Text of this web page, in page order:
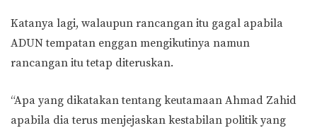
Katanya lagi, walaupun rancangan itu gagal apabila
ADUN tempatan enggan mengikutinya namun
rancangan itu tetap diteruskan.
“Apa yang dikatakan tentang keutamaan Ahmad Zahid
apabila dia terus menjejaskan kestabilan politik yang